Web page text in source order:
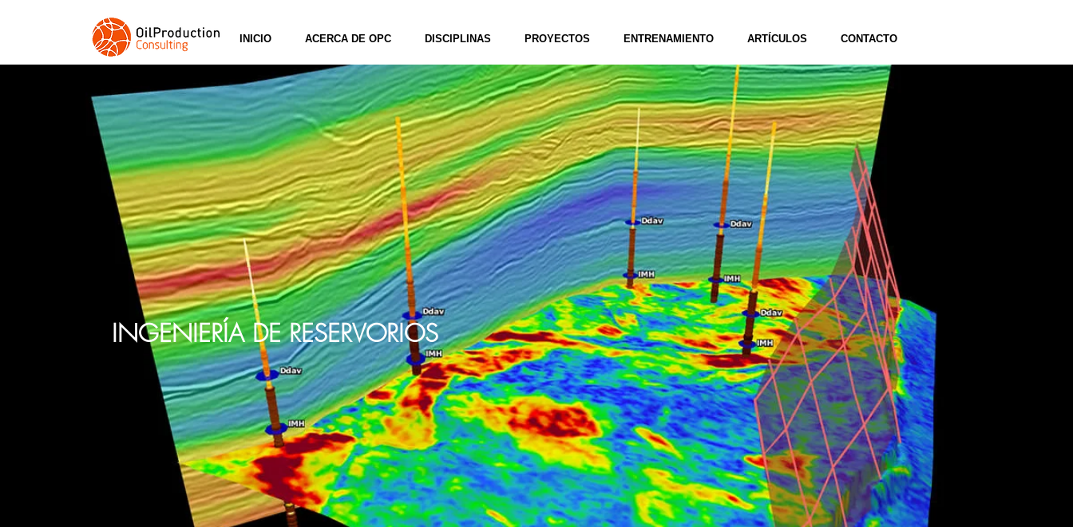
INICIO ACERCA DE OPC DISCIPLINAS PROYECTOS ENTRENAMIENTO ARTÍCULOS CONTACTO
INGENIERÍA DE RESERVORIOS